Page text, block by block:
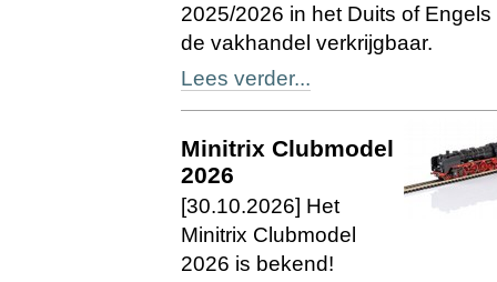
2025/2026 in het Duits of Engels
de vakhandel verkrijgbaar.
Lees verder...
Minitrix Clubmodel
2026
[30.10.2026] Het
Minitrix Clubmodel
2026 is bekend!